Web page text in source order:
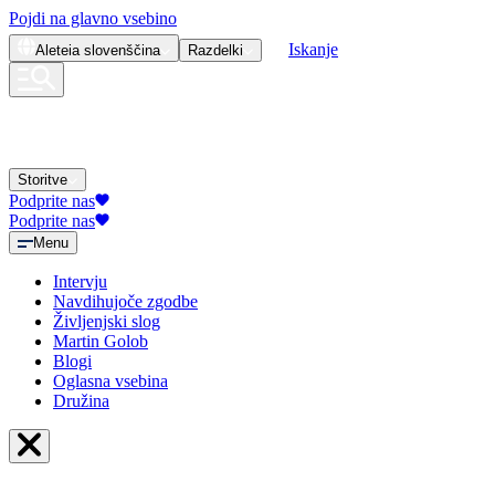
Pojdi na glavno vsebino
Aleteia slovenščina Razdelki Iskanje
Storitve
Podprite nas
Podprite nas
Menu
Intervju
Navdihujoče zgodbe
Življenjski slog
Martin Golob
Blogi
Oglasna vsebina
Družina